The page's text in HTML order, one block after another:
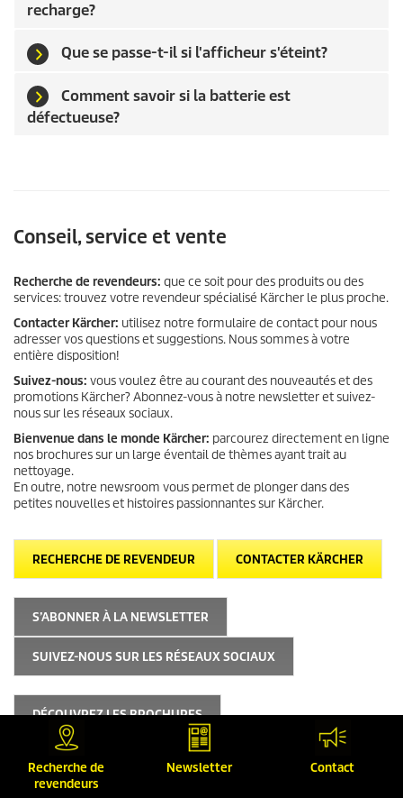
recharge?
Que se passe-t-il si l'afficheur s'éteint?
Comment savoir si la batterie est
défectueuse?
Conseil, service et vente
Recherche de revendeurs: que ce soit pour des produits ou des
services: trouvez votre revendeur spécialisé Kärcher le plus proche.
Contacter Kärcher: utilisez notre formulaire de contact pour nous
adresser vos questions et suggestions. Nous sommes à votre
entière disposition!
Suivez-nous: vous voulez être au courant des nouveautés et des
promotions Kärcher? Abonnez-vous à notre newsletter et suivez-
nous sur les réseaux sociaux.
Bienvenue dans le monde Kärcher: parcourez directement en ligne
nos brochures sur un large éventail de thèmes ayant trait au
nettoyage.
En outre, notre newsroom vous permet de plonger dans des
petites nouvelles et histoires passionnantes sur Kärcher.
RECHERCHE DE REVENDEUR CONTACTER KÄRCHER
S’ABONNER À LA NEWSLETTER
SUIVEZ-NOUS SUR LES RÉSEAUX SOCIAUX
DÉCOUVREZ LES BROCHURES
DÉCOUVREZ LE NEWSROOM
Recherche de
revendeurs
Newsletter Contact